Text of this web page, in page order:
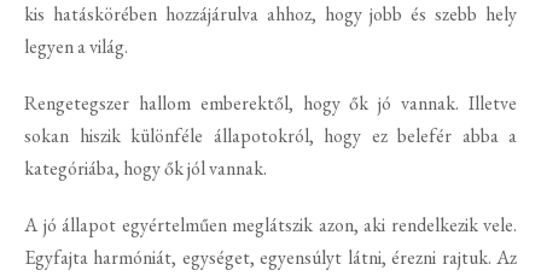
kis hatáskörében hozzájárulva ahhoz, hogy jobb és szebb hely
legyen a világ.
Rengetegszer hallom emberektől, hogy ők jó vannak. Illetve
sokan hiszik különféle állapotokról, hogy ez belefér abba a
kategóriába, hogy ők jól vannak.
A jó állapot egyértelműen meglátszik azon, aki rendelkezik vele.
Egyfajta harmóniát, egységet, egyensúlyt látni, érezni rajtuk. Az